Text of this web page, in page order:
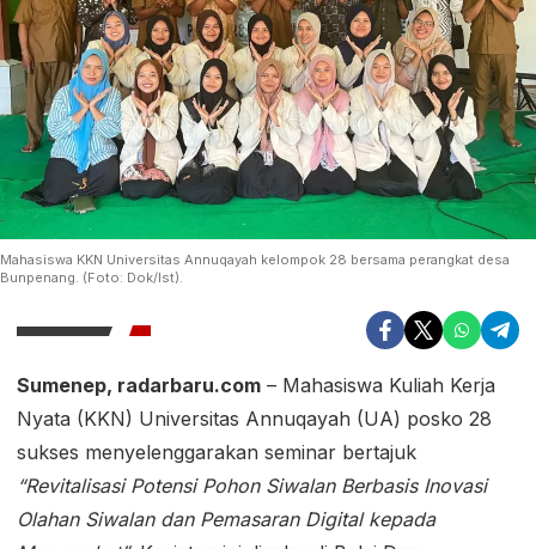
Mahasiswa KKN Universitas Annuqayah kelompok 28 bersama perangkat desa
Bunpenang. (Foto: Dok/Ist).
Sumenep, radarbaru.com – Mahasiswa Kuliah Kerja
Nyata (KKN) Universitas Annuqayah (UA) posko 28
sukses menyelenggarakan seminar bertajuk
“Revitalisasi Potensi Pohon Siwalan Berbasis Inovasi
Olahan Siwalan dan Pemasaran Digital kepada